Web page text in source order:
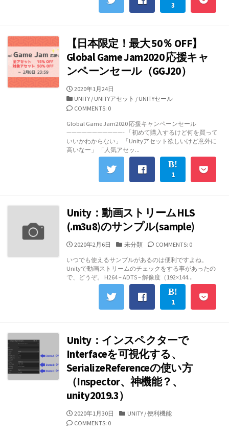
3
【日本限定！最大 50％ OFF】
Global Game Jam2020 応援キャ
ンペーンセール（GGJ20）
公
開
日
2020年1月24日
カ
テ
リ
UNITY / UNITYアセット / UNITYセール
COMMENTS: 0
Global Game Jam2020 応援キャンペーンセール
———————————- 「初めて購入するけど何を買って
いいかわからない」 「Unityアセット欲しいけど意外に
高いなー」 「人気アセッ...
1
Unity：動画ストリームHLS
(.m3u8)のサンプル(sample)
公
日
2020年2月6日
カ
ゴ
リ
ー
未分類
COMMENTS: 0
いつでも使えるサンプルがあるのは便利ですよね。
Unityで動画ストリームのチェックをする事があったの
で、どうぞ。 H264 – ADTS – 解像度（192×144...
1
Unity：インスペクターで
Interfaceを可視化する、
SerializeReferenceの使い方
（Inspector、神機能？、
unity2019.3）
公
開
2020年1月30日
カ
UNITY/便利機能
COMMENTS: 0